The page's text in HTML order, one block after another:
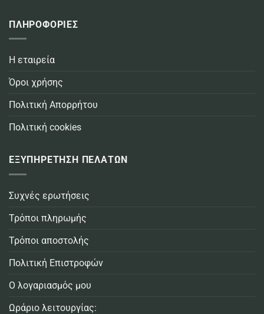
ΠΛΗΡΟΦΟΡΙΕΣ
Η εταιρεία
Όροι χρήσης
Πολιτική Απορρήτου
Πολιτική cookies
ΕΞΥΠΗΡΕΤΗΣΗ ΠΕΛΑΤΩΝ
Συχνές ερωτήσεις
Τρόποι πληρωμής
Τρόποι αποστολής
Πολιτική Επιστροφών
Ο λογαριασμός μου
Ωράριο λειτουργίας: